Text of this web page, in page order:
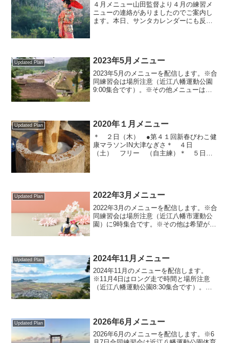
４月メニュー山田監督より４月の練習メ
ニューの連絡がありましたのでご案内し
ます。本日、サンタカレンダーにも反映
Updated Plan 2023年5月メニュー
2023年5月のメニューを配信します。※合
同練習会は場所注意（近江八幡運動公園
9:00集合です）。※その他メニューは希
ペースは各...
Updated Plan 2020年１月メニュー
＊ ２日（木） ●第４１回新春びわこ健
康マラソンIN大津なぎさ＊ ４日
（土） フリー （自主練）＊ ５日
Updated Plan 2022年3月メニュー
2022年3月のメニューを配信します。※合
同練習会は場所注意（近江八幡市運動公
園）に9時集合です。※その他は希望が丘
せさせていただき...
Updated Plan 2024年11月メニュー
2024年11月のメニューを配信します。
※11月4日はロング走で時間と場所注意
（近江八幡運動公園8:30集合です）。※
※11月24...
Updated Plan 2026年6月メニュー
2026年6月のメニューを配信します。※6